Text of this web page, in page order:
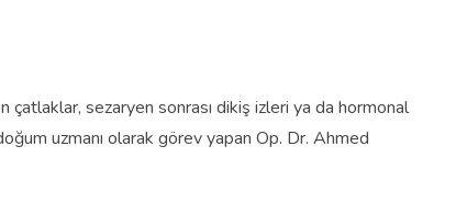
çatlaklar, sezaryen sonrası dikiş izleri ya da hormonal
uzmanı olarak görev yapan Op. Dr. Ahmed